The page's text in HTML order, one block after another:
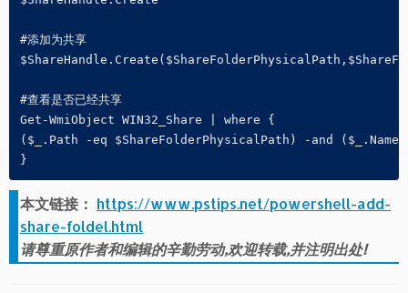
#添加为共享
#查看是否已经共享
Get-WmiObject WIN32_Share | where {
($_.Path -eq $ShareFolderPhysicalPath) -and ($_.Name
}
本文链接： https://www.pstips.net/powershell-add-
share-foldel.html
请尊重原作者和编辑的辛勤劳动,欢迎转载,并注明出处!